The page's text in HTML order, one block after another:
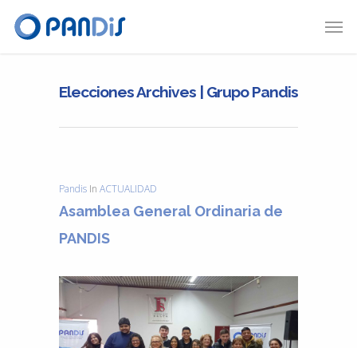
Elecciones Archives | Grupo Pandis
Pandis In ACTUALIDAD
Asamblea General Ordinaria de
PANDIS